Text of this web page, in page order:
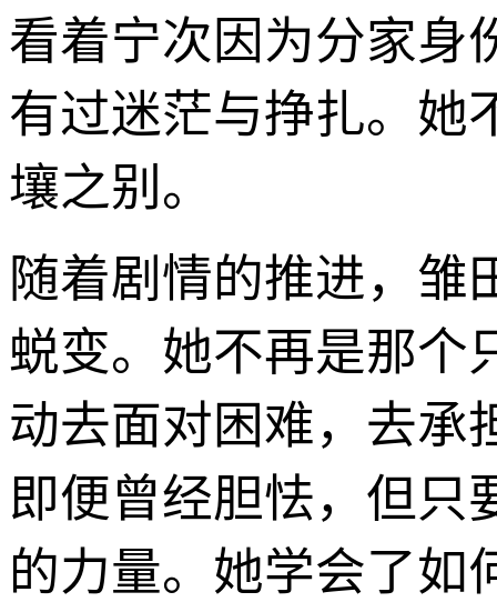
看着宁次因为分家身
有过迷茫与挣扎。她
壤之别。
随着剧情的推进，雏
蜕变。她不再是那个
动去面对困难，去承
即便曾经胆怯，但只
的力量。她学会了如